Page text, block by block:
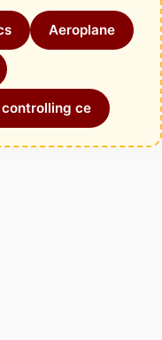
Aeroplane
ce